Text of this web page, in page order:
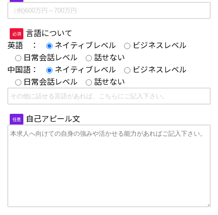
必須
言語について
英語 ：
ネイティブレベル
ビジネスレベル
日常会話レベル
話せない
中国語：
ネイティブレベル
ビジネスレベル
日常会話レベル
話せない
任意 自己アピール文